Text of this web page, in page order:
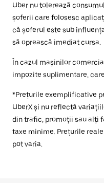
Uber nu tolerează
șoferii care folosesc
că șoferul este sub
să oprească imediat cursa.
În cazul mașinilor
impozite suplimentare,
*Prețurile exemplificative
UberX și nu reflectă
din trafic, promoții sau alți
taxe minime. Prețurile
pot varia.